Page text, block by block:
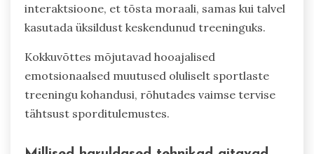
interaktsioone, et tõsta moraali, samas kui talvel
kasutada üksildust keskendunud treeninguks.
Kokkuvõttes mõjutavad hooajalised
emotsionaalsed muutused oluliselt sportlaste
treeningu kohandusi, rõhutades vaimse tervise
tähtsust sporditulemustes.